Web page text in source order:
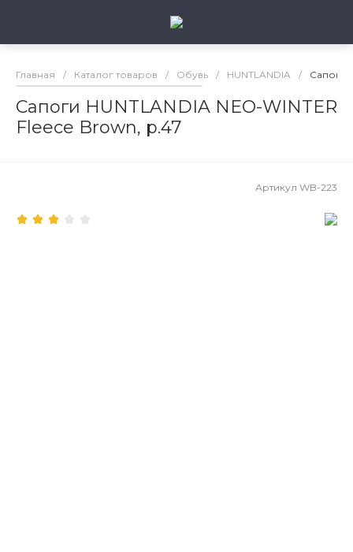
Главная / Каталог товаров / Обувь / HUNTLANDIA / Сапоги
Сапоги HUNTLANDIA NEO-WINTER
Fleece Brown, р.47
Артикул WB-223